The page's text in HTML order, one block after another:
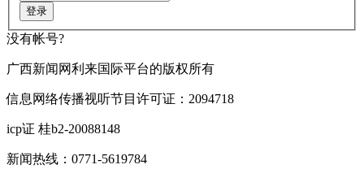
登录
没有帐号?
广西新闻网利来国际平台的版权所有
信息网络传播视听节目许可证：2094718
icp证 桂b2-20088148
新闻热线：0771-5619784